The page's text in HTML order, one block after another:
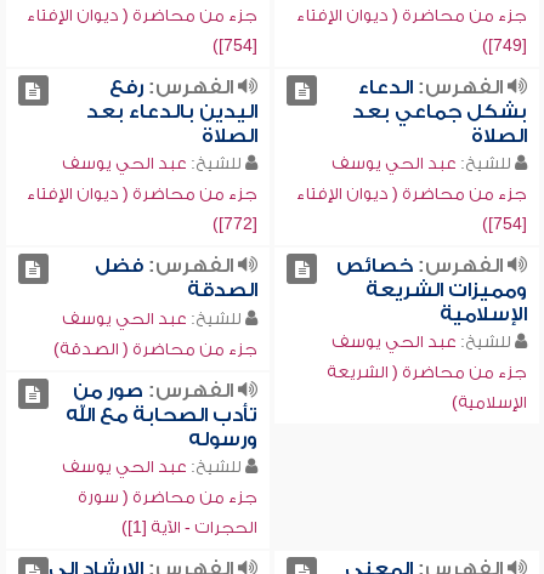
جزء من محاضرة ( ديوان الإفتاء
[749])
جزء من محاضرة ( ديوان الإفتاء
[754])
الفهرس:الدعاء
بشكل جماعي بعد
الصلاة
للشيخ: عبد الحي يوسف
جزء من محاضرة ( ديوان الإفتاء
[754])
الفهرس:رفع
اليدين بالدعاء بعد
الصلاة
للشيخ: عبد الحي يوسف
جزء من محاضرة ( ديوان الإفتاء
[772])
الفهرس:خصائص
ومميزات الشريعة
الإسلامية
للشيخ: عبد الحي يوسف
جزء من محاضرة ( الشريعة
الإسلامية)
الفهرس:فضل
الصدقة
للشيخ: عبد الحي يوسف
جزء من محاضرة ( الصدقة)
الفهرس: صور من
تأدب الصحابة مع الله
ورسوله
للشيخ: عبد الحي يوسف
جزء من محاضرة ( سورة
الحجرات - الآية [1])
الفهرس:المعنى الفهرس:الإرشاد إلى